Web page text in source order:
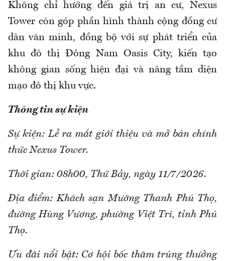
Không chỉ hướng đến giá trị an cư, Nexus
Tower còn góp phần hình thành cộng đồng cư
dân văn minh, đồng bộ với sự phát triển của
khu đô thị Đông Nam Oasis City, kiến tạo
không gian sống hiện đại và nâng tầm diện
mạo đô thị khu vực.
Thông tin sự kiện
Sự kiện: Lễ ra mắt giới thiệu và mở bán chính
thức Nexus Tower.
Thời gian: 08h00, Thứ Bảy, ngày 11/7/2026.
Địa điểm: Khách sạn Mường Thanh Phú Thọ,
đường Hùng Vương, phường Việt Trì, tỉnh Phú
Thọ.
Ưu đãi nổi bật: Cơ hội bốc thăm trúng thưởng